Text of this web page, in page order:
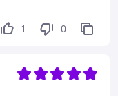
1 0